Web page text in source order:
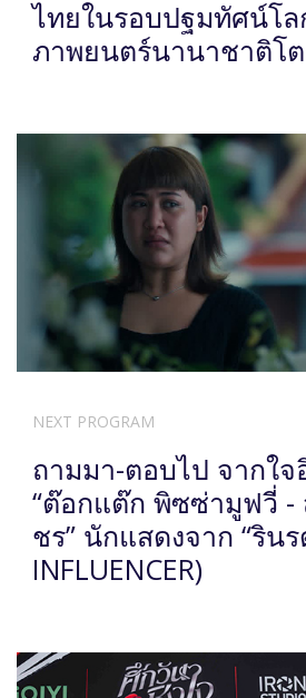
ไทยในรอบปฐมทัศน์โ
ภาพยนตร์นานาชาติโ
NEXT PROGRAM
ถามมา-ตอบไป จากใ
“ต๊อกแต๊ก พิซซ่ามูฟวี่ -
ชร” นักแสดงจาก “รินร
INFLUENCER)